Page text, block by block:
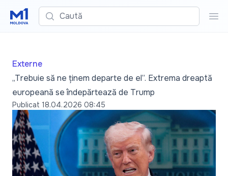
Caută
Externe
„Trebuie să ne ținem departe de el”. Extrema dreaptă
europeană se îndepărtează de Trump
Publicat 18.04.2026 08:45